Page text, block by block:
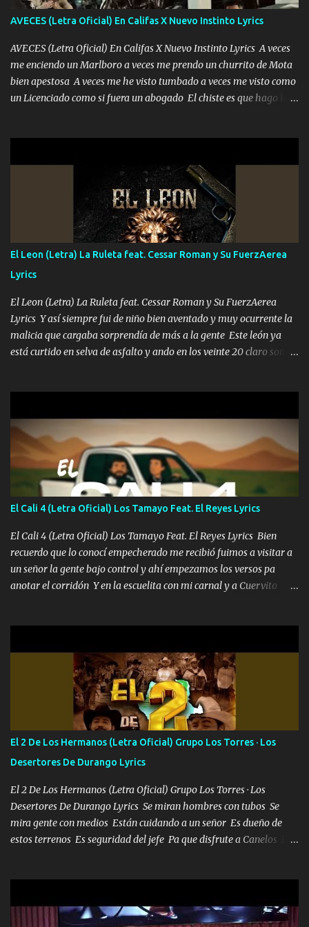
adoro
AVECES (Letra Oficial) En Califas X Nuevo Instinto Lyrics
AVECES (Letra Oficial) En Califas X Nuevo Instinto Lyrics A veces
me enciendo un Marlboro a veces me prendo un churrito de Mota
bien apestosa A veces me he visto tumbado a veces me visto como
un Licenciado como si fuera un abogado El chiste es que hago lo
corriente no quieren verte subir de level trucha mis plebes Música
A veces me pongo un sombrero a veces me ven la cachucha de lado
con la mirada siempre en alto A veces me fajó una super o a veces
me fajó una Glock siempre armado todas las generaciones yo
traigo El chiste es que hago lo que quiero pues así soy me mandó
yo tengo el control a todos yo les paro el dedo soy hocicon un
malcriado un malandrón Que Les importa no saben nada falsas
las risas las que me miran hay gente corriente no quieren ve...
El Leon (Letra) La Ruleta feat. Cessar Roman y Su FuerzAerea
Lyrics
El Leon (Letra) La Ruleta feat. Cessar Roman y Su FuerzAerea
Lyrics Y así siempre fui de niño bien aventado y muy ocurrente la
malicia que cargaba sorprendía de más a la gente Este león ya
está curtido en selva de asfalto y ando en los veinte 20 claro son
pa más pues hay charola les voy a dar hasta topar pues no hay de
otra Música Surcando bien mi camino voy por mi línea no veo a
los lados aquel que no corre vuela no se me duerm voy chicoteado
Ya pasé varias hazañas ya tienen rato que me agarran el colmillo
de este León los estatales no sé esperaron Al tiro esta la PrimiZa
también la nueve que cargo al lado doy la mano al que su amigo y
al traicionero damos pa abajo Y No me paran aquí hay pa más
pues hay charola les voy a dar hasta topar pues no hay de otra...
El Cali 4 (Letra Oficial) Los Tamayo Feat. El Reyes Lyrics
El Cali 4 (Letra Oficial) Los Tamayo Feat. El Reyes Lyrics Bien
recuerdo que lo conocí empecherado me recibió fuimos a visitar a
un señor la gente bajo control y ahí empezamos los versos pa
anotar el corridón Y en la escuelita con mi carnal y a Cuervito
camisa es color Verde y peleam0s la Bandera por todita a la ciudad
con los drones patrullando la Frontera De Tijuana Bulevares
Bellas Artes me ve en las blancas ya hace falta mi APA FLACO
verde se le extraña pa que sepan Aquí Pura GENTE DE LA RANA 🐸
POR CLAVE ES EL CALI 4 EN LA CIUDAD TIJUANA Música Al
tirante andamos mi carnal atento a cualquier necesidad no porque
se ve limpio el camino nos confiamos al andar y nunca con la
misma piedra me vuelvo a tropezar Cuando ando de enamorado
en corto me tiró a per...
El 2 De Los Hermanos (Letra Oficial) Grupo Los Torres · Los
Desertores De Durango Lyrics
El 2 De Los Hermanos (Letra Oficial) Grupo Los Torres · Los
Desertores De Durango Lyrics Se miran hombres con tubos Se
mira gente con medios Están cuidando a un señor Es dueño de
estos terrenos Es seguridad del jefe Pa que disfrute a Canelos Es
ni tampoco las mujeres porque es platica de grandes por eso hay
que estar alegres doy las instrucciones para atender los deberes